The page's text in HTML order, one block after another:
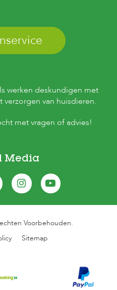
werken deskundigen met
verzorgen van huisdieren.
met vragen of advies!
Media
Voorbehouden.
Sitemap